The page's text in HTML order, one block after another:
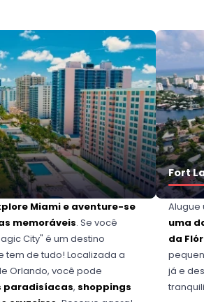
Miami e aventure-se
memoráveis. Se você
City" é um destino
tem de tudo! Localizada a
Orlando, você pode
paradisíacas, shoppings
Fort
Alugue
uma
da
já e